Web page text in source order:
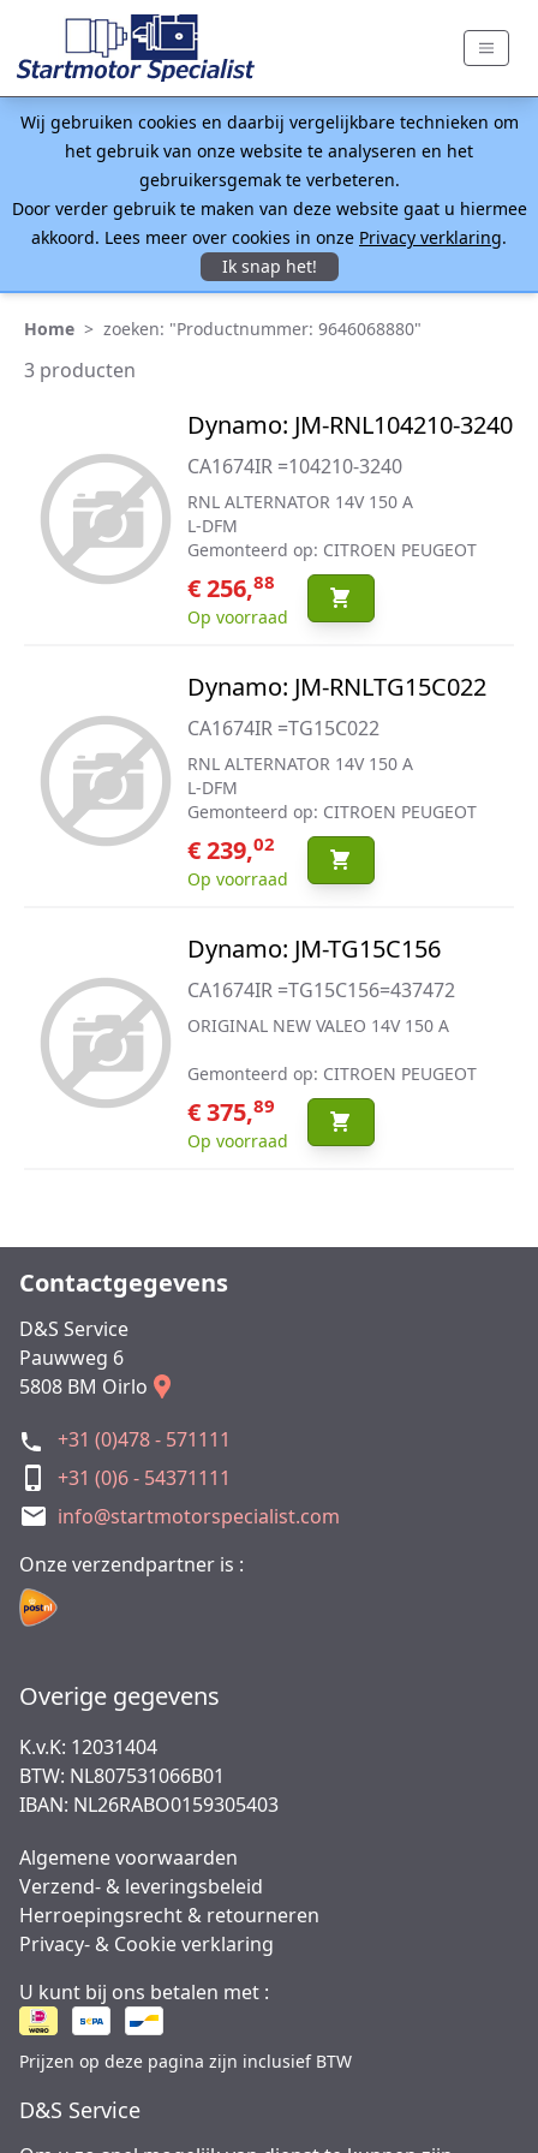
Wij gebruiken cookies en daarbij vergelijkbare technieken om
het gebruik van onze website te analyseren en het
gebruikersgemak te verbeteren.
Door verder gebruik te maken van deze website gaat u hiermee
akkoord. Lees meer over cookies in onze Privacy verklaring.
Ik snap het!
Home > zoeken: "Productnummer: 9646068880"
3 producten
Dynamo: JM-RNL104210-3240
CA1674IR =104210-3240
RNL ALTERNATOR 14V 150 A
L-DFM
Gemonteerd op: CITROEN PEUGEOT
€ 256,88
Op voorraad
Dynamo: JM-RNLTG15C022
CA1674IR =TG15C022
RNL ALTERNATOR 14V 150 A
L-DFM
Gemonteerd op: CITROEN PEUGEOT
€ 239,02
Op voorraad
Dynamo: JM-TG15C156
CA1674IR =TG15C156=437472
ORIGINAL NEW VALEO 14V 150 A
Gemonteerd op: CITROEN PEUGEOT
€ 375,89
Op voorraad
Contactgegevens
D&S Service
Pauwweg 6
5808 BM Oirlo
+31 (0)478 - 571111
+31 (0)6 - 54371111
info@startmotorspecialist.com
Onze verzendpartner is :
Overige gegevens
K.v.K: 12031404
BTW: NL807531066B01
IBAN: NL26RABO0159305403
Algemene voorwaarden
Verzend- & leveringsbeleid
Herroepingsrecht & retourneren
Privacy- & Cookie verklaring
U kunt bij ons betalen met :
Prijzen op deze pagina zijn inclusief BTW
D&S Service